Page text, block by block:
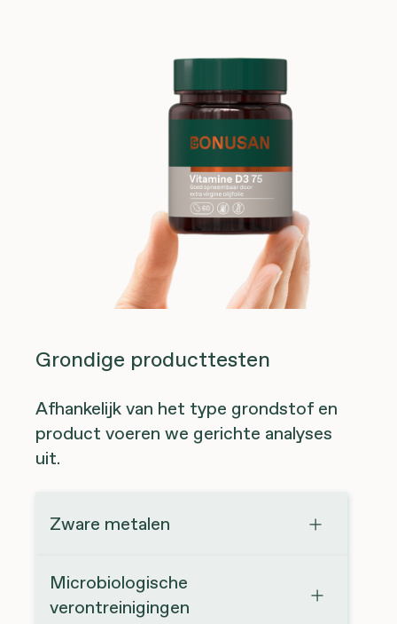
Grondige producttesten
Afhankelijk van het type grondstof en
product voeren we gerichte analyses
uit.
Zware metalen
Microbiologische
verontreinigingen